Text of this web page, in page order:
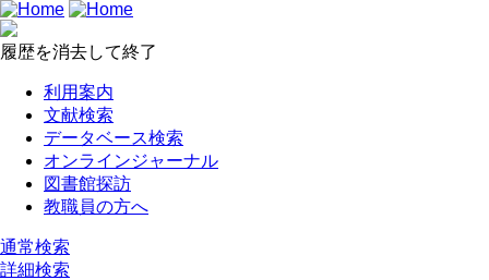
履歴を消去して終了
利用案内
文献検索
データベース検索
オンラインジャーナル
図書館探訪
教職員の方へ
通常検索
詳細検索